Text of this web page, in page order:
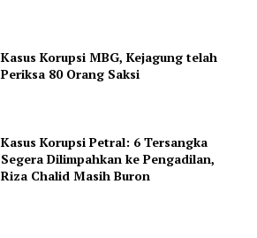
Kasus Korupsi MBG, Kejagung telah
Periksa 80 Orang Saksi
Kasus Korupsi Petral: 6 Tersangka
Segera Dilimpahkan ke Pengadilan,
Riza Chalid Masih Buron